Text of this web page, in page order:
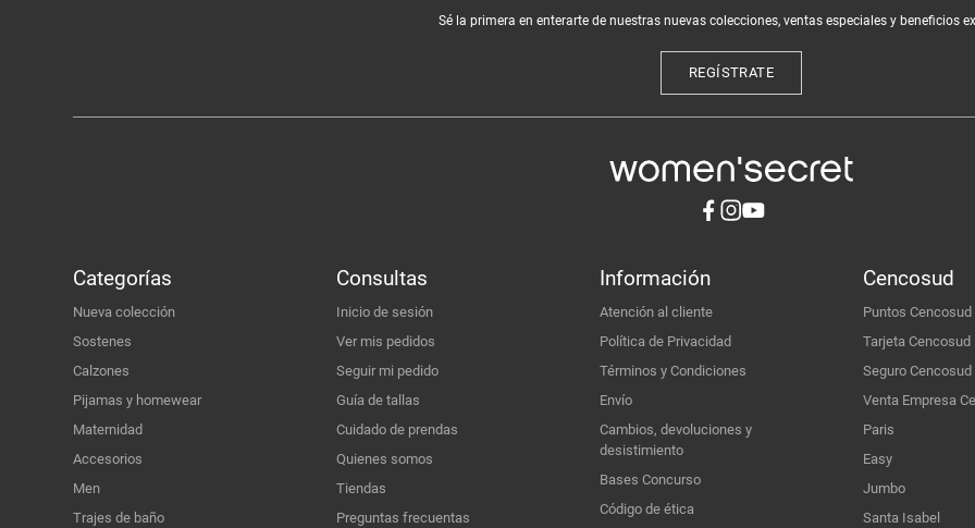
Sé la primera en enterarte de nuestras nuevas colecciones, ventas especiales y beneficios
REGÍSTRATE
Categorías
Nueva colección
Sostenes
Calzones
Pijamas y homewear
Maternidad
Accesorios
Men
Trajes de baño
Consultas
Inicio de sesión
Ver mis pedidos
Seguir mi pedido
Guía de tallas
Cuidado de prendas
Quienes somos
Tiendas
Preguntas frecuentas
Información
Atención al cliente
Política de Privacidad
Términos y Condiciones
Envío
Cambios, devoluciones y
desistimiento
Bases Concurso
Código de ética
Cencosud
Puntos Cencosud
Tarjeta Cencosud
Seguro Cencosud
Venta Empresa
Paris
Easy
Jumbo
Santa Isabel